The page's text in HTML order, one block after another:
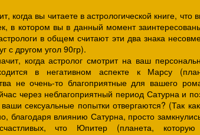
когда вы читаете в астрологической книге,
в котором вы в данный момент
в общем считают эти два знака
с другом угол 90гр).
когда астролог смотрит на ваш
в негативном аспекте к Марсу
не очень-то благоприятные для вашего
через неблагоприятный период Сатурна и
сексуальные попытки отвергаются? (Так
благодаря влиянию Сатурна, просто
что Юпитер (планета, которую